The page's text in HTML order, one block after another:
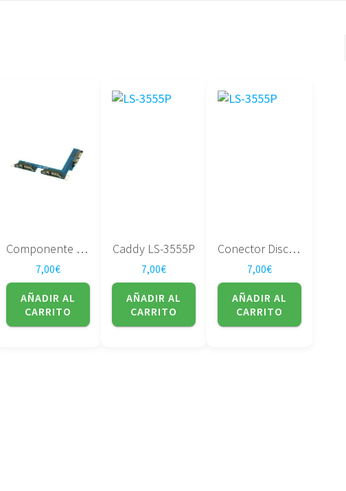
Componente LS-3555P
7,00€
AÑADIR AL
CARRITO
Caddy LS-3555P
7,00€
AÑADIR AL
CARRITO
Conector Disco Duro LS-3555P
7,00€
AÑADIR AL
CARRITO